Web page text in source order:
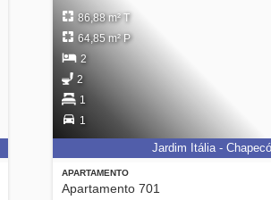
APARTAMENTO
Apartamento 701
86,88 m² T
64,85 m² P
2
2
1
1
Jardim Itália - Chapecó